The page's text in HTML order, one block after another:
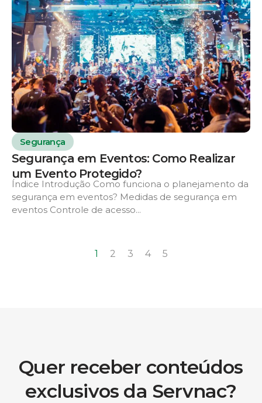
Segurança
Segurança em Eventos: Como Realizar
um Evento Protegido?
Índice Introdução Como funciona o planejamento da
segurança em eventos? Medidas de segurança em
eventos Controle de acesso...
1 2 3 4 5
Quer receber conteúdos
exclusivos da Servnac?